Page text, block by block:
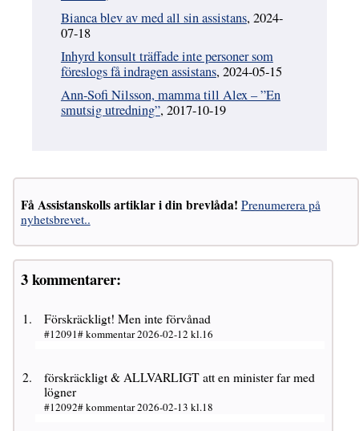
Bianca blev av med all sin assistans, 2024-
07-18
Inhyrd konsult träffade inte personer som
föreslogs få indragen assistans, 2024-05-15
Ann-Sofi Nilsson, mamma till Alex – ”En
smutsig utredning”, 2017-10-19
Få Assistanskolls artiklar i din brevlåda! Prenumerera på
nyhetsbrevet..
3 kommentarer:
Förskräckligt! Men inte förvånad
#12091# kommentar 2026-02-12 kl.16
förskräckligt & ALLVARLIGT att en minister far med
lögner
#12092# kommentar 2026-02-13 kl.18